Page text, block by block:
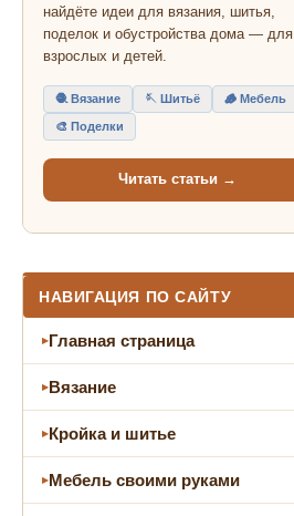
найдёте идеи для вязания, шитья,
поделок и обустройства дома — для
взрослых и детей.
🧶 Вязание 🪡 Шитьё 🪵 Мебель
🎨 Поделки
Читать статьи →
НАВИГАЦИЯ ПО САЙТУ
Главная страница
Вязание
Кройка и шитье
Мебель своими руками